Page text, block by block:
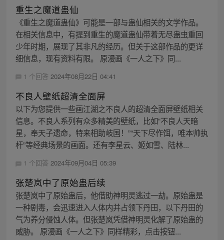
重生之魔道蛊仙
《重生之魔道蛊仙》可能是一部与蛊仙相关的文学作品。
在相关信息中，有提到重生的魔道蛊仙带着无尽蛊虫重回
少年时期，展现了其非凡的经历。但关于这部作品的更详
细信息，现有资料有限。 原漫画《一人之下》同...
1 个回答 2024年08月22日 04:41
不良人壁纸超清全面屏
以下为您提供一些画江湖之不良人的超清全面屏壁纸相关
信息。不良人系列有众多精美的壁纸，比如“不良人天暗
星，奉天子遗命，特来相助岐国！”“天下尽作饵，唯本帅执
杆”等经典场景的画面。还有李星云、姬如雪、陆林...
1 个回答 2024年09月04日 05:39
张楚岚中了原始蛊后续
张楚岚中了原始蛊后，他借助神明灵逃过一劫。原始蛊是
一种剧毒，会迅速进入人体内并占领下丹田，以下丹田的
气为养分侵蚀人体。但张楚岚凭借神明灵化解了原始蛊的
威胁。 原漫画《一人之下》同样精彩，点击按钮...